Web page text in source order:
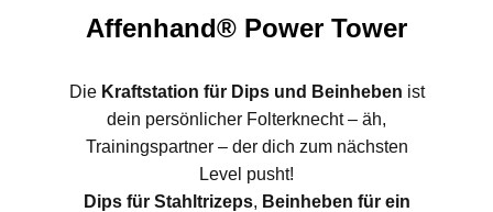
Affenhand® Power Tower
Die Kraftstation für Dips und Beinheben ist
dein persönlicher Folterknecht – äh,
Trainingspartner – der dich zum nächsten
Level pusht!
Dips für Stahltrizeps, Beinheben für ein